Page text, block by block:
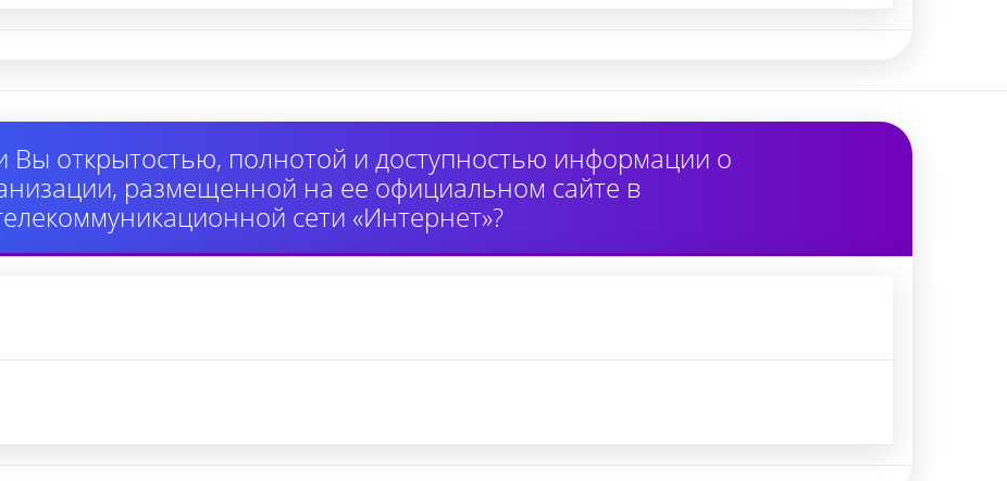
Вы открытостью, полнотой и доступностью информации о
размещенной на ее официальном сайте в
сети «Интернет»?